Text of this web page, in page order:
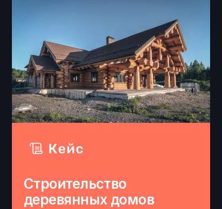
Строительство
деревянных домов